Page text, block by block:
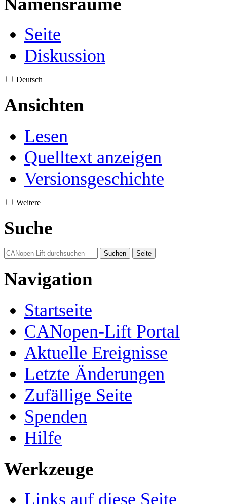
Seite
Diskussion
Deutsch
Ansichten
Lesen
Quelltext anzeigen
Versionsgeschichte
Weitere
Suche
Navigation
Startseite
CANopen-Lift Portal
Aktuelle Ereignisse
Letzte Änderungen
Zufällige Seite
Spenden
Hilfe
Werkzeuge
Links auf diese Seite